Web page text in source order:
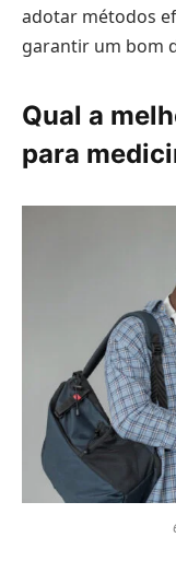
adotar métodos
garantir um bom
Qual a
para